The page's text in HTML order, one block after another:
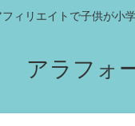
フィリエイトで子供が小
アラフォ